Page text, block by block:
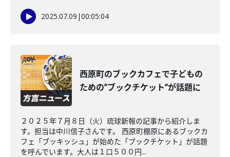
2025.07.09 |00:05:04
西原町のブックカフェで子どもの
ための”ブックチケット”が話題に
２０２５年７月８日（火）琉球新報の記事から紹介しま
す。担当は中川信子さんです。 西原町棚原にあるブックカ
フェ「ブッキッシュ」が始めた「ブックチケット」が話題
を呼んでいます。大人は１口５００円...